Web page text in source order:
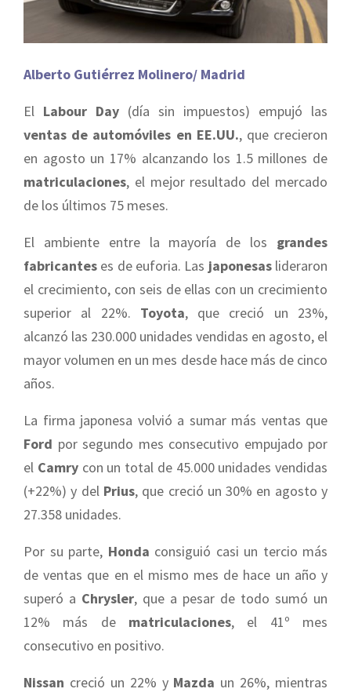
Alberto Gutiérrez Molinero/ Madrid
El Labour Day (día sin impuestos) empujó las
ventas de automóviles en EE.UU., que crecieron
en agosto un 17% alcanzando los 1.5 millones de
matriculaciones, el mejor resultado del mercado
de los últimos 75 meses.
El ambiente entre la mayoría de los grandes
fabricantes es de euforia. Las japonesaslideraron
el crecimiento, con seis de ellas con un crecimiento
superior al 22%. Toyota, que creció un 23%,
alcanzó las 230.000 unidades vendidas en agosto, el
mayor volumen en un mes desde hace más de cinco
años.
La firma japonesa volvió a sumar más ventas que
Ford por segundo mes consecutivo empujado por
el Camrycon un total de 45.000 unidades vendidas
(+22%) y del Prius, que creció un 30% en agosto y
27.358 unidades.
Por su parte, Honda consiguió casi un tercio más
de ventas que en el mismo mes de hace un año y
superó a Chrysler, que a pesar de todo sumó un
12% más de matriculaciones, el 41º mes
consecutivo en positivo.
Nissan creció un 22% y Mazda un 26%, mientras